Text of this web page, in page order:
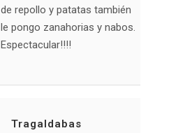
de repollo y patatas también
le pongo zanahorias y nabos.
Espectacular!!!!
Tragaldabas